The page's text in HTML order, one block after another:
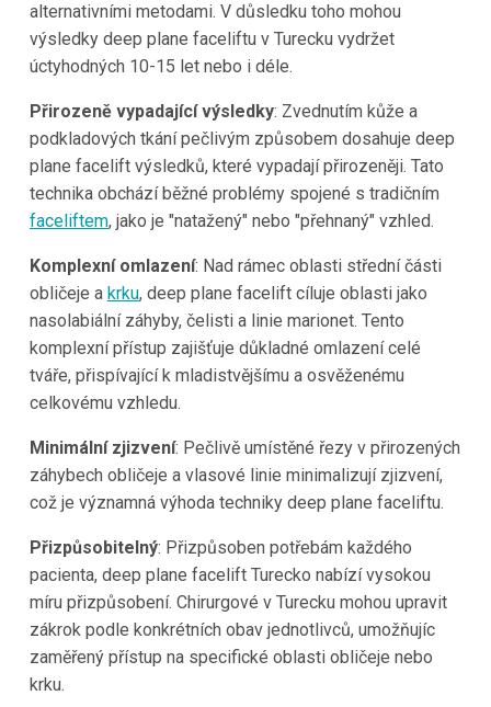
alternativními metodami. V důsledku toho mohou
výsledky deep plane faceliftu v Turecku vydržet
úctyhodných 10-15 let nebo i déle.
Přirozeně vypadající výsledky: Zvednutím kůže a
podkladových tkání pečlivým způsobem dosahuje deep
plane facelift výsledků, které vypadají přirozeněji. Tato
technika obchází běžné problémy spojené s tradičním
faceliftem, jako je "natažený" nebo "přehnaný" vzhled.
Komplexní omlazení: Nad rámec oblasti střední části
obličeje a krku, deep plane facelift cíluje oblasti jako
nasolabiální záhyby, čelisti a linie marionet. Tento
komplexní přístup zajišťuje důkladné omlazení celé
tváře, přispívající k mladistvějšímu a osvěženému
celkovému vzhledu.
Minimální zjizvení: Pečlivě umístěné řezy v přirozených
záhybech obličeje a vlasové linie minimalizují zjizvení,
což je významná výhoda techniky deep plane faceliftu.
Přizpůsobitelný: Přizpůsoben potřebám každého
pacienta, deep plane facelift Turecko nabízí vysokou
míru přizpůsobení. Chirurgové v Turecku mohou upravit
zákrok podle konkrétních obav jednotlivců, umožňujíc
zaměřený přístup na specifické oblasti obličeje nebo
krku.